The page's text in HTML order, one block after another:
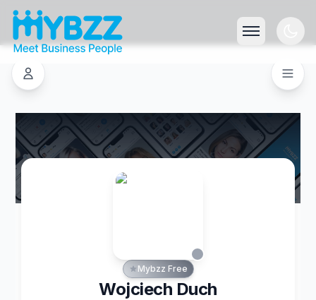
Mybzz Free
Wojciech Duch